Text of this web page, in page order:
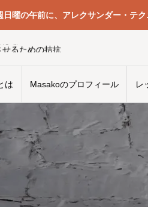
日曜の午前に、アレクサンダー・テ
は Masakoのプロフィール レ
ル大好きっ子
るための拮抗
ながりを妨げるもの
メッセージ
はどこから見直すのがいいのか
ール大好きっ子
ない